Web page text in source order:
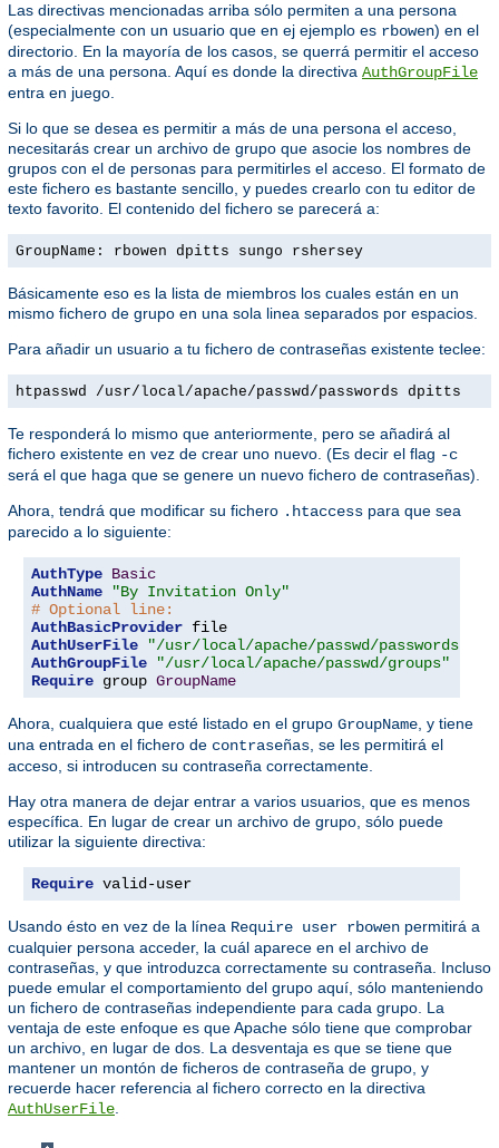
Las directivas mencionadas arriba sólo permiten a una persona
(especialmente con un usuario que en ej ejemplo es rbowen) en el
directorio. En la mayoría de los casos, se querrá permitir el acceso
a más de una persona. Aquí es donde la directiva AuthGroupFile
entra en juego.
Si lo que se desea es permitir a más de una persona el acceso,
necesitarás crear un archivo de grupo que asocie los nombres de
grupos con el de personas para permitirles el acceso. El formato de
este fichero es bastante sencillo, y puedes crearlo con tu editor de
texto favorito. El contenido del fichero se parecerá a:
GroupName: rbowen dpitts sungo rshersey
Básicamente eso es la lista de miembros los cuales están en un
mismo fichero de grupo en una sola linea separados por espacios.
Para añadir un usuario a tu fichero de contraseñas existente teclee:
htpasswd /usr/local/apache/passwd/passwords dpitts
Te responderá lo mismo que anteriormente, pero se añadirá al
fichero existente en vez de crear uno nuevo. (Es decir el flag -c
será el que haga que se genere un nuevo fichero de contraseñas).
Ahora, tendrá que modificar su fichero .htaccess para que sea
parecido a lo siguiente:
AuthType Basic
AuthName
"By Invitation Only"
# Optional line:
AuthBasicProvider
AuthUserFile
"/usr/local/apache/passwd/passwords"
AuthGroupFile
"/usr/local/apache/passwd/groups"
Require group GroupName
Ahora, cualquiera que esté listado en el grupo GroupName , y tiene
una entrada en el fichero de contraseñas , se les permitirá el
acceso, si introducen su contraseña correctamente.
Hay otra manera de dejar entrar a varios usuarios, que es menos
específica. En lugar de crear un archivo de grupo, sólo puede
utilizar la siguiente directiva:
Require valid-user
Usando ésto en vez de la línea Require user rbowen permitirá a
cualquier persona acceder, la cuál aparece en el archivo de
contraseñas, y que introduzca correctamente su contraseña. Incluso
puede emular el comportamiento del grupo aquí, sólo manteniendo
un fichero de contraseñas independiente para cada grupo. La
ventaja de este enfoque es que Apache sólo tiene que comprobar
un archivo, en lugar de dos. La desventaja es que se tiene que
mantener un montón de ficheros de contraseña de grupo, y
recuerde hacer referencia al fichero correcto en la directiva
AuthUserFile